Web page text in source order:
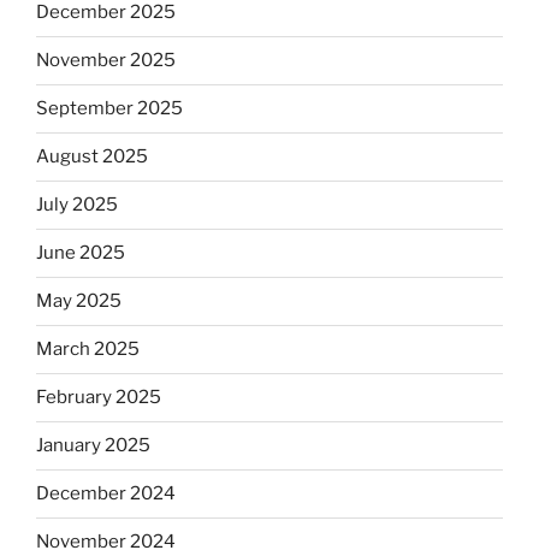
December 2025
November 2025
September 2025
August 2025
July 2025
June 2025
May 2025
March 2025
February 2025
January 2025
December 2024
November 2024